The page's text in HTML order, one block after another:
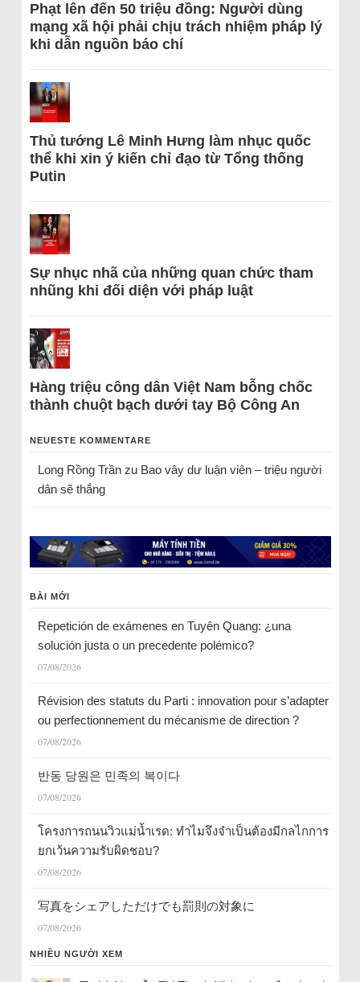
Phạt lên đến 50 triệu đồng: Người dùng
mạng xã hội phải chịu trách nhiệm pháp lý
khi dẫn nguồn báo chí
Thủ tướng Lê Minh Hưng làm nhục quốc
thể khi xin ý kiến chỉ đạo từ Tổng thống
Putin
Sự nhục nhã của những quan chức tham
nhũng khi đối diện với pháp luật
Hàng triệu công dân Việt Nam bỗng chốc
thành chuột bạch dưới tay Bộ Công An
NEUESTE KOMMENTARE
Long Rồng Trầnzu Bao vây dư luận viên – triệu người
dân sẽ thắng
BÀI MỚI
Repetición de exámenes en Tuyên Quang: ¿una
solución justa o un precedente polémico?
07/08/2026
Révision des statuts du Parti : innovation pour s’adapter
ou perfectionnement du mécanisme de direction ?
07/08/2026
반동 당원은 민족의 복이다
07/08/2026
โครงการถนนวิวแม่น้ำเรด: ทำไมจึงจำเป็นต้องมีกลไกการ
ยกเว้นความรับผิดชอบ?
07/08/2026
写真をシェアしただけでも罰則の対象に
07/08/2026
NHIỀU NGƯỜI XEM